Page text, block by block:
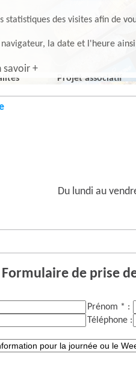
statistiques des visites afin de
la date et l'heure
savoir +
Projet associatif
Du lundi au
Formulaire de prise
Prénom * :
Téléphone :